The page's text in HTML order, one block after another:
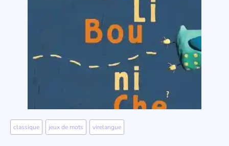
classique jeux de mots virelangue